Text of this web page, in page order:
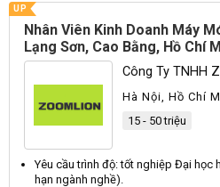
UP
Nhân Viên Kinh Doanh Máy
Lạng Sơn, Cao Bằng, Hồ Chí
50M++)
Công Ty TNHH
Hà Nội, Hồ Chí
Hòa Bình, Lạng
15 - 50 triệu
Yêu cầu trình độ: tốt nghiệp Đại học
hạn ngành nghề).